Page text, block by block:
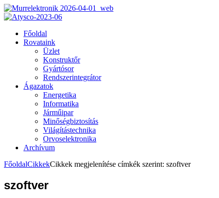
Főoldal
Rovataink
Üzlet
Konstruktőr
Gyártósor
Rendszerintegrátor
Ágazatok
Energetika
Informatika
Járműipar
Minőségbiztosítás
Világítástechnika
Orvoselektronika
Archívum
FőoldalCikkekCikkek megjelenítése címkék szerint: szoftver
szoftver